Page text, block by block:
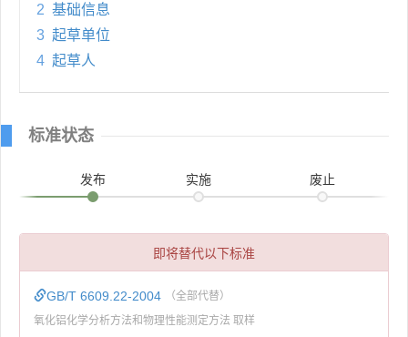
2 基础信息
3 起草单位
4 起草人
标准状态
发布 实施 废止
即将替代以下标准
GB/T 6609.22-2004 （全部代替）
氧化铝化学分析方法和物理性能测定方法 取样